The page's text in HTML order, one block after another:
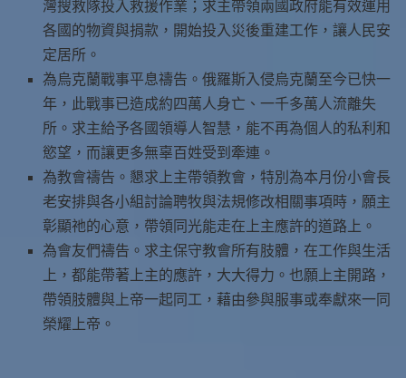
灣搜救隊投入救援作業；求主帶領兩國政府能有效運用
各國的物資與捐款，開始投入災後重建工作，讓人民安
定居所。
為烏克蘭戰事平息禱告。俄羅斯入侵烏克蘭至今已快一
年，此戰事已造成約四萬人身亡、一千多萬人流離失
所。求主給予各國領導人智慧，能不再為個人的私利和
慾望，而讓更多無辜百姓受到牽連。
為教會禱告。懇求上主帶領教會，特別為本月份小會長
老安排與各小組討論聘牧與法規修改相關事項時，願主
彰顯祂的心意，帶領同光能走在上主應許的道路上。
為會友們禱告。求主保守教會所有肢體，在工作與生活
上，都能帶著上主的應許，大大得力。也願上主開路，
帶領肢體與上帝一起同工，藉由參與服事或奉獻來一同
榮耀上帝。